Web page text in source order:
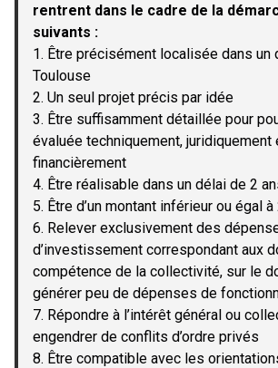
rentrent dans le cadre de la
suivants :
1. Être précisément localisée dans un
Toulouse
2. Un seul projet précis par idée
3. Être suffisamment détaillée pour
évaluée techniquement, juridiquement
financièrement
4. Être réalisable dans un délai de 2
5. Être d’un montant inférieur ou égal
6. Relever exclusivement des
d’investissement correspondant aux
compétence de la collectivité, sur le
générer peu de dépenses de
7. Répondre à l’intérêt général ou
engendrer de conflits d’ordre privés
8. Être compatible avec les